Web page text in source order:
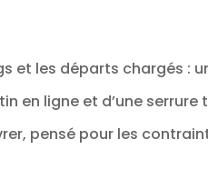
et les départs chargés :
en ligne et d’une serrure
pensé pour les